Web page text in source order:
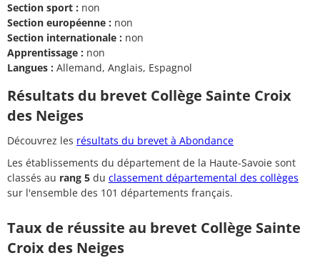
Section sport : non
Section européenne : non
Section internationale : non
Apprentissage : non
Langues : Allemand, Anglais, Espagnol
Résultats du brevet Collège Sainte Croix
des Neiges
Découvrez les résultats du brevet à Abondance
Les établissements du département de la Haute-Savoie sont
classés au rang 5 du classement départemental des collèges
sur l'ensemble des 101 départements français.
Taux de réussite au brevet Collège Sainte
Croix des Neiges